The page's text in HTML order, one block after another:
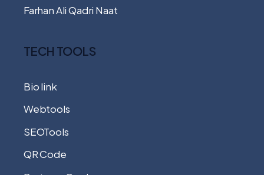
Farhan Ali Qadri Naat
TECH TOOLS
Bio link
Webtools
SEOTools
QR Code